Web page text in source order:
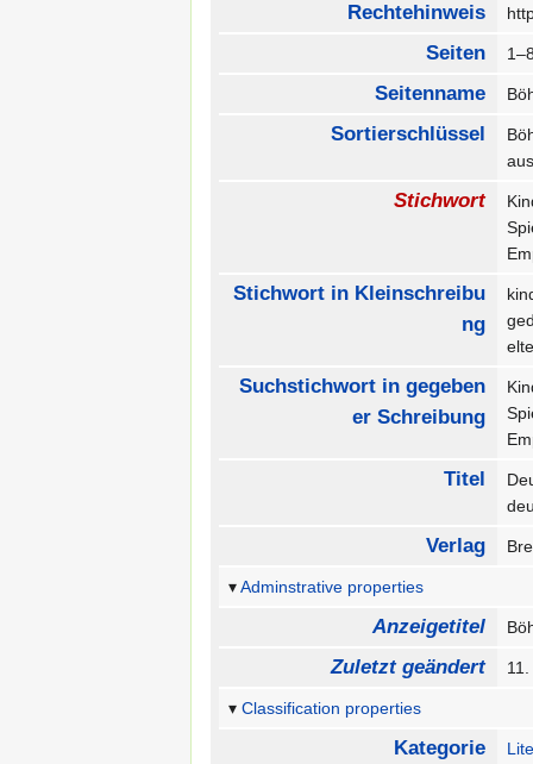
Rechtehinweis
Seiten
Seitenname
Sortierschlüssel
Stichwort
Stichwort in Kleinschreibu
ng
Suchstichwort in gegeben
er Schreibung
Titel
Verlag
Adminstrative properties
Anzeigetitel
Zuletzt geändert
Classification properties
Kategorie